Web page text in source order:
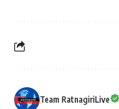
Team RatnagiriLive